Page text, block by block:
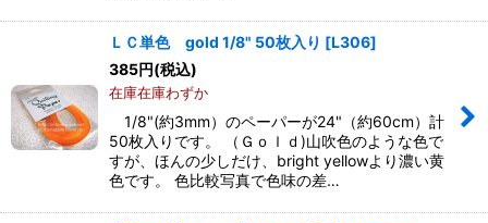
ＬＣ単色 gold 1/8" 50枚入り [L306]
385円(税込)
在庫在庫わずか
1/8"(約3mm）のペーパーが24"（約60cm）計
50枚入りです。 （Ｇｏｌｄ)山吹色のような色で
すが、ほんの少しだけ、bright yellowより濃い黄
色です。 色比較写真で色味の差…